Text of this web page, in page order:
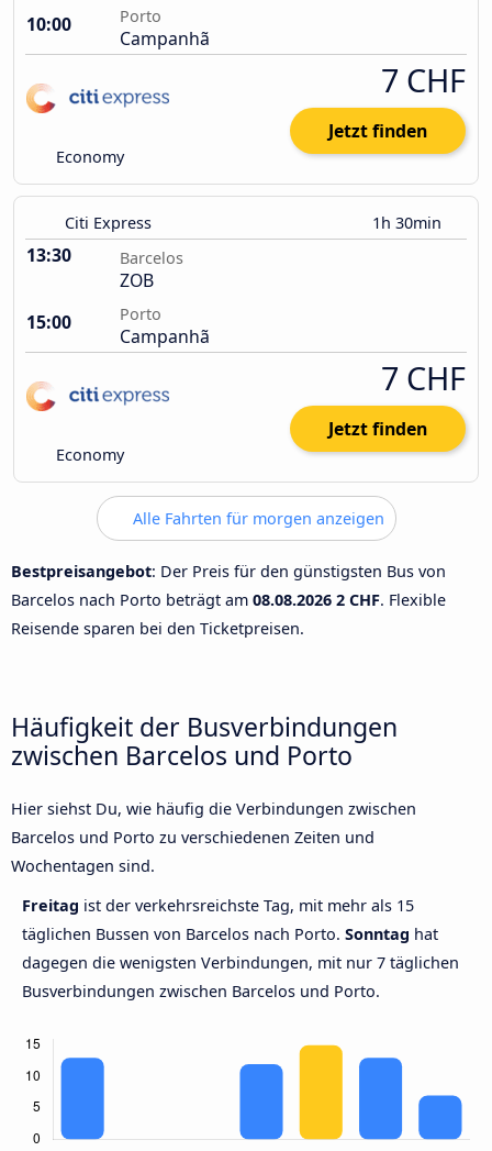
10:00
Porto
Campanhã
Economy
7 CHF
Jetzt finden
Citi Express 1h 30min
13:30 Barcelos
ZOB
15:00
Porto
Campanhã
Economy
7 CHF
Jetzt finden
Alle Fahrten für morgen anzeigen
Bestpreisangebot: Der Preis für den günstigsten Bus von
Barcelos nach Porto beträgt am 08.08.2026 2 CHF. Flexible
Reisende sparen bei den Ticketpreisen.
Häufigkeit der Busverbindungen
zwischen Barcelos und Porto
Hier siehst Du, wie häufig die Verbindungen zwischen
Barcelos und Porto zu verschiedenen Zeiten und
Wochentagen sind.
Freitag ist der verkehrsreichste Tag, mit mehr als 15
täglichen Bussen von Barcelos nach Porto. Sonntag hat
dagegen die wenigsten Verbindungen, mit nur 7 täglichen
Busverbindungen zwischen Barcelos und Porto.